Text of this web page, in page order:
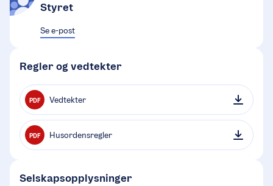
Styret
Se e-post
Regler og vedtekter
PDF Vedtekter
PDF Husordensregler
Selskapsopplysninger